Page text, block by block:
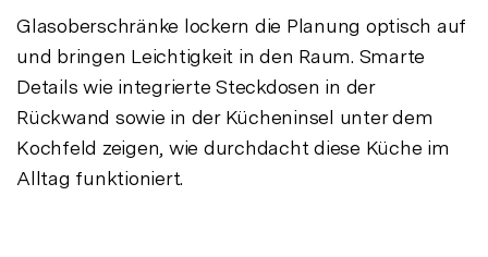
Glasoberschränke lockern die Planung optisch auf
und bringen Leichtigkeit in den Raum. Smarte
Details wie integrierte Steckdosen in der
Rückwand sowie in der Kücheninsel unter dem
Kochfeld zeigen, wie durchdacht diese Küche im
Alltag funktioniert.